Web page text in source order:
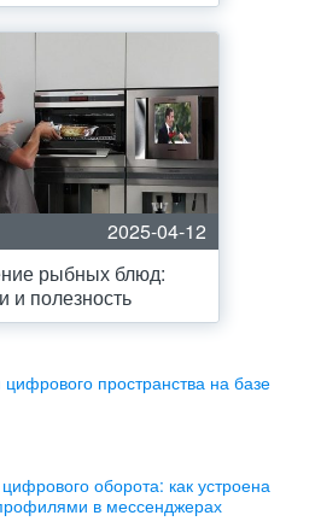
2025-04-12
рыбных блюд:
и полезность
пространства на базе
оборота: как устроена
в мессенджерах